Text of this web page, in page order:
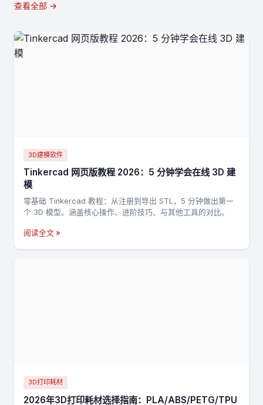
查看全部 →
3D建模软件
Tinkercad 网页版教程 2026：5 分钟学会在线 3D 建
模
零基础 Tinkercad 教程：从注册到导出 STL，5 分钟做出第一
个 3D 模型。涵盖核心操作、进阶技巧、与其他工具的对比。
阅读全文 »
3D打印耗材
2026年3D打印耗材选择指南：PLA/ABS/PETG/TPU